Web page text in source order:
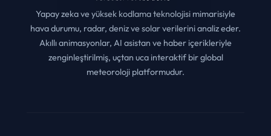
Yapay zeka ve yüksek kodlama teknolojisi mimarisiyle
hava durumu, radar, deniz ve solar verilerini analiz eder.
Akıllı animasyonlar, AI asistan ve haber içerikleriyle
zenginleştirilmiş, uçtan uca interaktif bir global
meteoroloji platformudur.